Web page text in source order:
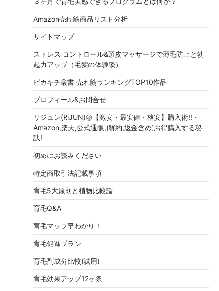
Amazon売れ筋商品リスト分析
サイトマップ
ストレス コントロール&頭皮マッサージで薄毛防止と勃
起力アップ（毛髪の体験談）
ピカキチ叢書 売れ筋ランキングTOP10作品
プロフィール&お問合せ
リジュン(RiJUN)㊙【激安・最安値・格安】購入術!!・
Amazon,楽天,公式通販,(解約,返金含め)お得購入する秘
訣!
初めにお読みください
特定商取引法記載事項
育毛5大原則と植物比較論
育毛Q&A
育毛マップ早わかり！
育毛促進プラン
育毛剤成分比較(試用)
育毛効果アップ12ヶ条